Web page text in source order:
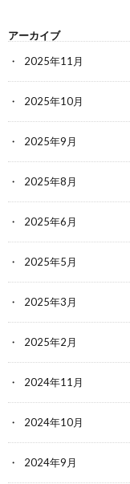
アーカイブ
2025年11月
2025年10月
2025年9月
2025年8月
2025年6月
2025年5月
2025年3月
2025年2月
2024年11月
2024年10月
2024年9月